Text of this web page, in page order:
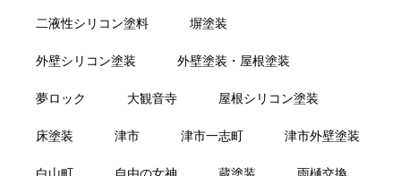
二液性シリコン塗料 塀塗装
外壁シリコン塗装 外壁塗装・屋根塗装
夢ロック 大観音寺 屋根シリコン塗装
床塗装 津市 津市一志町 津市外壁塗装